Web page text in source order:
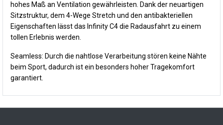
hohes Maß an Ventilation gewährleisten. Dank der neuartigen
Sitzstruktur, dem 4-Wege Stretch und den antibakteriellen
Eigenschaften lässt das Infinity C4 die Radausfahrt zu einem
tollen Erlebnis werden.
Seamless: Durch die nahtlose Verarbeitung stören keine Nähte
beim Sport, dadurch ist ein besonders hoher Tragekomfort
garantiert.